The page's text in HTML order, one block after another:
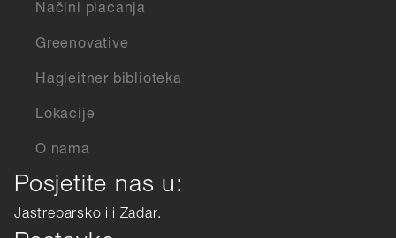
Načini placanja
Greenovative
Hagleitner biblioteka
Lokacije
O nama
Posjetite nas u:
Jastrebarsko ili Zadar.